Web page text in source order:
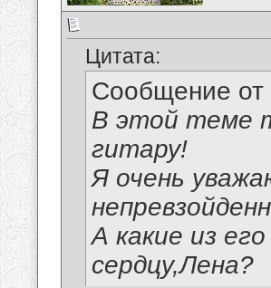
Цитата:
Сообщение от
В этой теме
гитару!
Я очень
А какие из
сердцу,Лена?